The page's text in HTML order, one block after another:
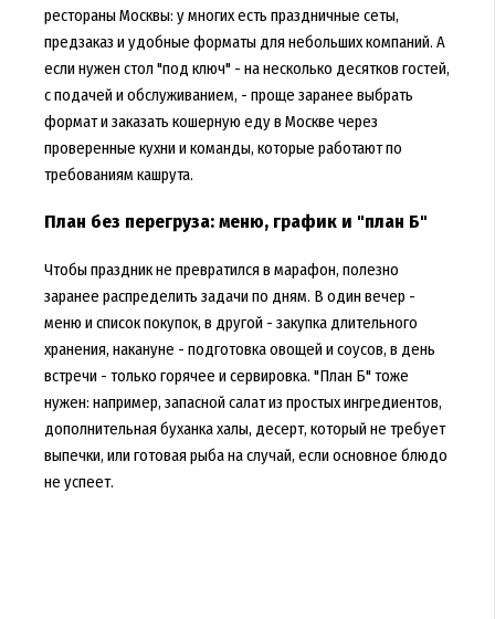
рестораны Москвы: у многих есть праздничные сеты,
предзаказ и удобные форматы для небольших компаний. А
если нужен стол "под ключ" - на несколько десятков гостей,
с подачей и обслуживанием, - проще заранее выбрать
формат и заказать кошерную еду в Москве через
проверенные кухни и команды, которые работают по
требованиям кашрута.
План без перегруза: меню, график и "план Б"
Чтобы праздник не превратился в марафон, полезно
заранее распределить задачи по дням. В один вечер -
меню и список покупок, в другой - закупка длительного
хранения, накануне - подготовка овощей и соусов, в день
встречи - только горячее и сервировка. "План Б" тоже
нужен: например, запасной салат из простых ингредиентов,
дополнительная буханка халы, десерт, который не требует
выпечки, или готовая рыба на случай, если основное блюдо
не успеет.